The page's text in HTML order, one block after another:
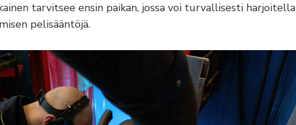
tarvitsee ensin paikan, jossa voi turvallisesti harjoitella
pelisääntöjä.